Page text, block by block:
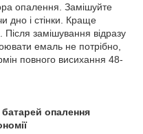
опалення. Замішуйте
дно і стінки. Краще
замішування відразу
емаль не потрібно,
повного висихання 48-
опалення